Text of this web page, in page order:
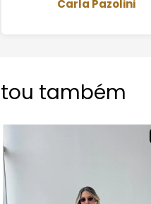
Super recomendo!
Carla Pazolini
também